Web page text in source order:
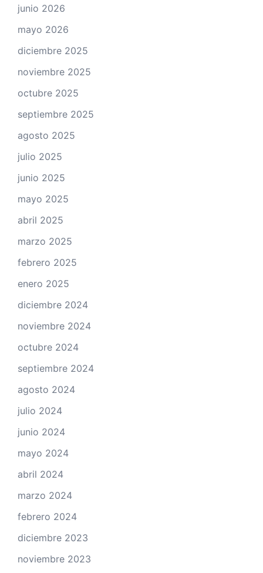
junio 2026
mayo 2026
diciembre 2025
noviembre 2025
octubre 2025
septiembre 2025
agosto 2025
julio 2025
junio 2025
mayo 2025
abril 2025
marzo 2025
febrero 2025
enero 2025
diciembre 2024
noviembre 2024
octubre 2024
septiembre 2024
agosto 2024
julio 2024
junio 2024
mayo 2024
abril 2024
marzo 2024
febrero 2024
diciembre 2023
noviembre 2023